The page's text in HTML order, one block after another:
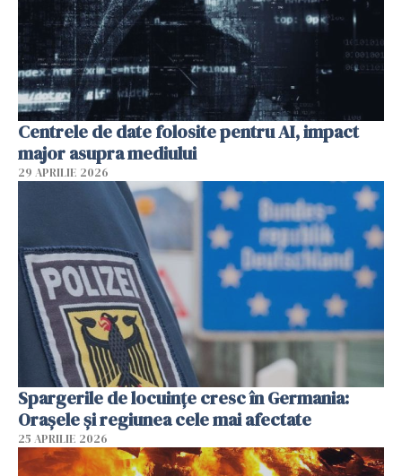
Centrele de date folosite pentru AI, impact
major asupra mediului
29 APRILIE 2026
Spargerile de locuințe cresc în Germania:
Orașele și regiunea cele mai afectate
25 APRILIE 2026